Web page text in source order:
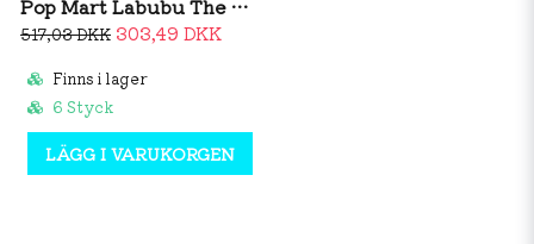
Pop Mart Labubu The Monsters - Exciting Macaron (Blind Box)
517,03 DKK 303,49 DKK
Finns i lager
6 Styck
LÄGG I VARUKORGEN